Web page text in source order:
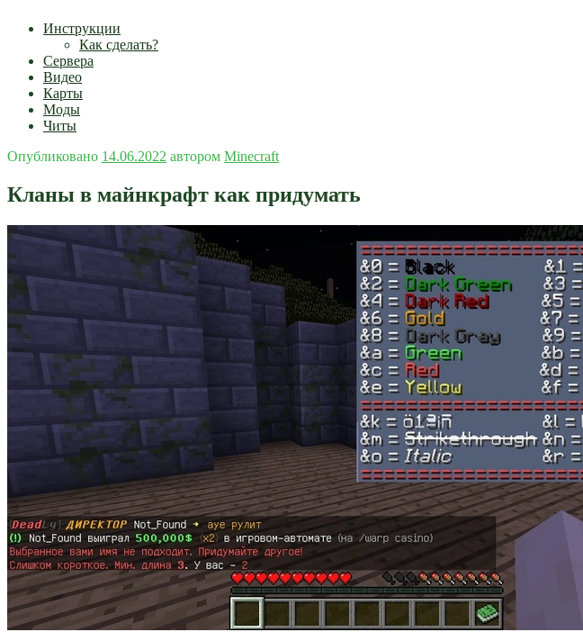
Инструкции
Как сделать?
Сервера
Видео
Карты
Моды
Читы
Опубликовано 14.06.2022 автором Minecraft
Кланы в майнкрафт как придумать